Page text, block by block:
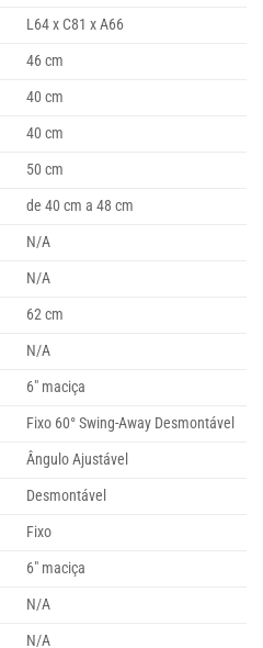
L64 x C81 x A66
46 cm
40 cm
40 cm
50 cm
de 40 cm a 48 cm
N/A
N/A
62 cm
N/A
6″ maciça
Fixo 60° Swing-Away Desmontável
Ângulo Ajustável
Desmontável
Fixo
6″ maciça
N/A
N/A